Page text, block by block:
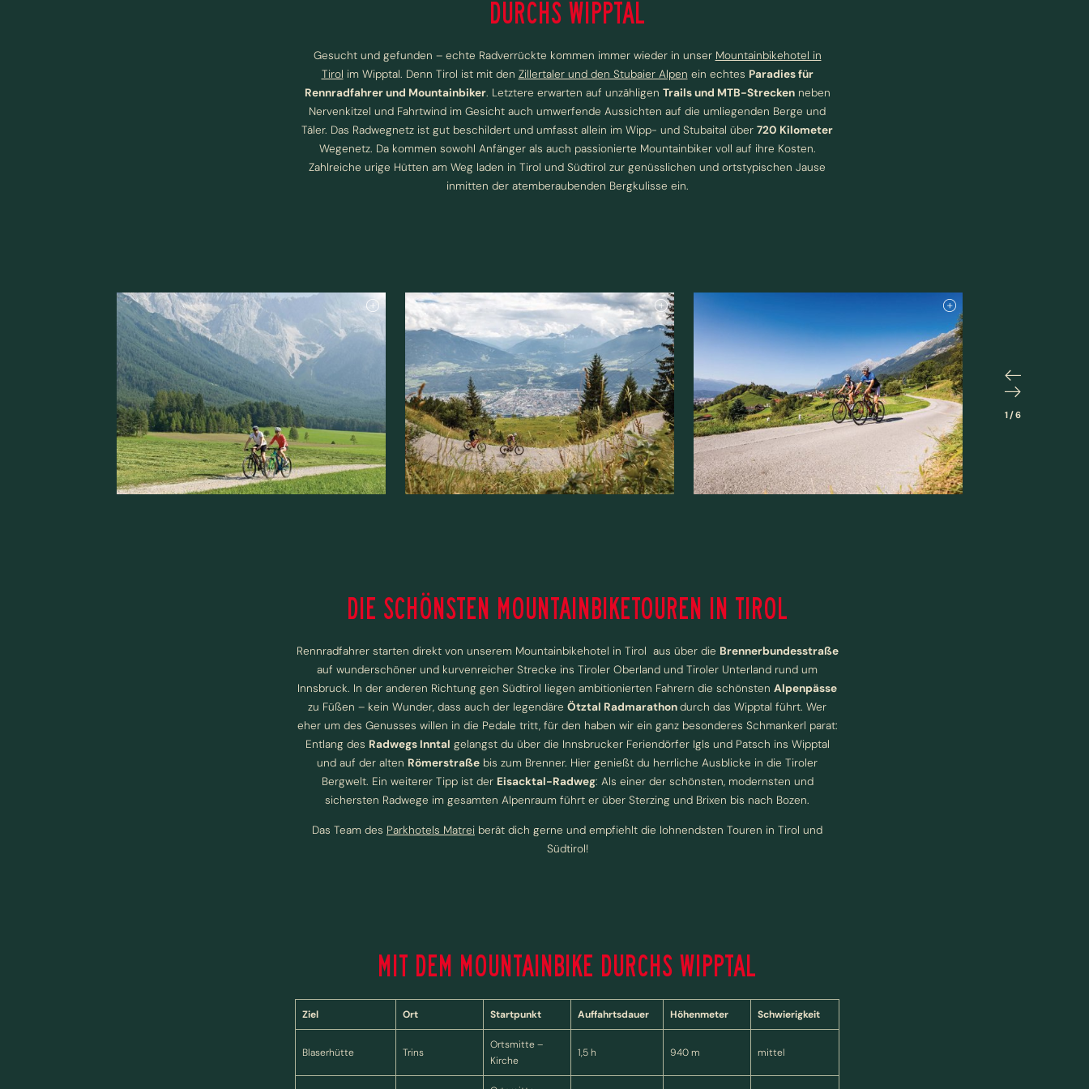
DURCHS WIPPTAL
Gesucht und gefunden – echte Radverrückte kommen immer wieder in unser Mountainbikehotel in
Tirol im Wipptal. Denn Tirol ist mit den Zillertaler und den Stubaier Alpen ein echtes Paradies für
Rennradfahrer und Mountainbiker. Letztere erwarten auf unzähligen Trails und MTB-Streckenneben
Nervenkitzel und Fahrtwind im Gesicht auch umwerfende Aussichten auf die umliegenden Berge und
Täler. Das Radwegnetz ist gut beschildert und umfasst allein im Wipp- und Stubaital über 720 Kilometer
Wegenetz. Da kommen sowohl Anfänger als auch passionierte Mountainbiker voll auf ihre Kosten.
Zahlreiche urige Hütten am Weg laden in Tirol und Südtirol zur genüsslichen und ortstypischen Jause
inmitten der atemberaubenden Bergkulisse ein.
1 /6
DIE SCHÖNSTEN MOUNTAINBIKETOUREN IN TIROL
Rennradfahrer starten direkt von unserem Mountainbikehotel in Tirol aus über die Brennerbundesstraße
auf wunderschöner und kurvenreicher Strecke ins Tiroler Oberland und Tiroler Unterland rund um
Innsbruck. In der anderen Richtung gen Südtirol liegen ambitionierten Fahrern die schönsten Alpenpässe
zu Füßen – kein Wunder, dass auch der legendäre Ötztal Radmarathondurch das Wipptal führt. Wer
eher um des Genusses willen in die Pedale tritt, für den haben wir ein ganz besonderes Schmankerl parat:
Entlang des Radwegs Inntal gelangst du über die Innsbrucker Feriendörfer Igls und Patsch ins Wipptal
und auf der alten Römerstraße bis zum Brenner. Hier genießt du herrliche Ausblicke in die Tiroler
Bergwelt. Ein weiterer Tipp ist der Eisacktal-Radweg: Als einer der schönsten, modernsten und
sichersten Radwege im gesamten Alpenraum führt er über Sterzing und Brixen bis nach Bozen.
Das Team des Parkhotels Matrei berät dich gerne und empfiehlt die lohnendsten Touren in Tirol und
Südtirol!
MIT DEM MOUNTAINBIKE DURCHS WIPPTAL
Ziel Ort Startpunkt Auffahrtsdauer Höhenmeter Schwierigkeit
Blaserhütte Trins
Ortsmitte –
Kirche
1,5 h 940 m mittel
Anrede